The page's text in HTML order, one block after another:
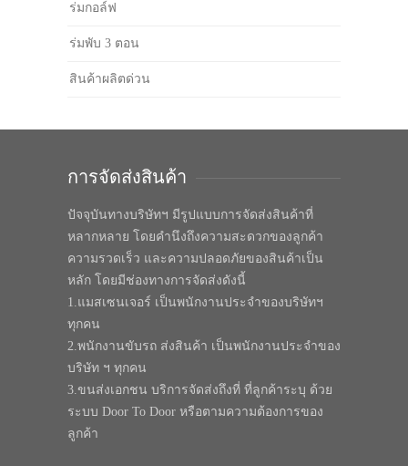
ร่มกอล์ฟ
ร่มพับ 3 ตอน
สินค้าผลิตด่วน
การจัดส่งสินค้า
ปัจจุบันทางบริษัทฯ มีรูปแบบการจัดส่งสินค้าที่
หลากหลาย โดยคำนึงถึงความสะดวกของลูกค้า
ความรวดเร็ว และความปลอดภัยของสินค้าเป็น
หลัก โดยมีช่องทางการจัดส่งดังนี้
1.แมสเซนเจอร์ เป็นพนักงานประจำของบริษัทฯ
ทุกคน
2.พนักงานขับรถ ส่งสินค้า เป็นพนักงานประจำของ
บริษัท ฯ ทุกคน
3.ขนส่งเอกชน บริการจัดส่งถึงที่ ที่ลูกค้าระบุ ด้วย
ระบบ Door To Door หรือตามความต้องการของ
ลูกค้า